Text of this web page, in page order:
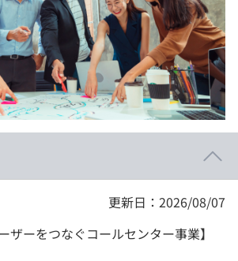
更新日：2026/08/07
ザーをつなぐコールセンター事業】